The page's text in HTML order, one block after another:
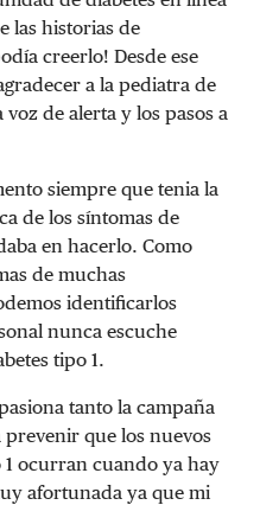
las historias de
creerlo! Desde ese
a la pediatra de
de alerta y los pasos a
siempre que tenia la
de los síntomas de
en hacerlo. Como
de muchas
identificarlos
nunca escuche
tipo 1.
tanto la campaña
prevenir que los nuevos
1 ocurran cuando ya hay
afortunada ya que mi